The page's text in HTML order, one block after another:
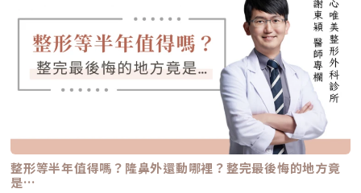
整形等半年值得嗎？隆鼻外還動哪裡？整完最後悔的地方竟
是…